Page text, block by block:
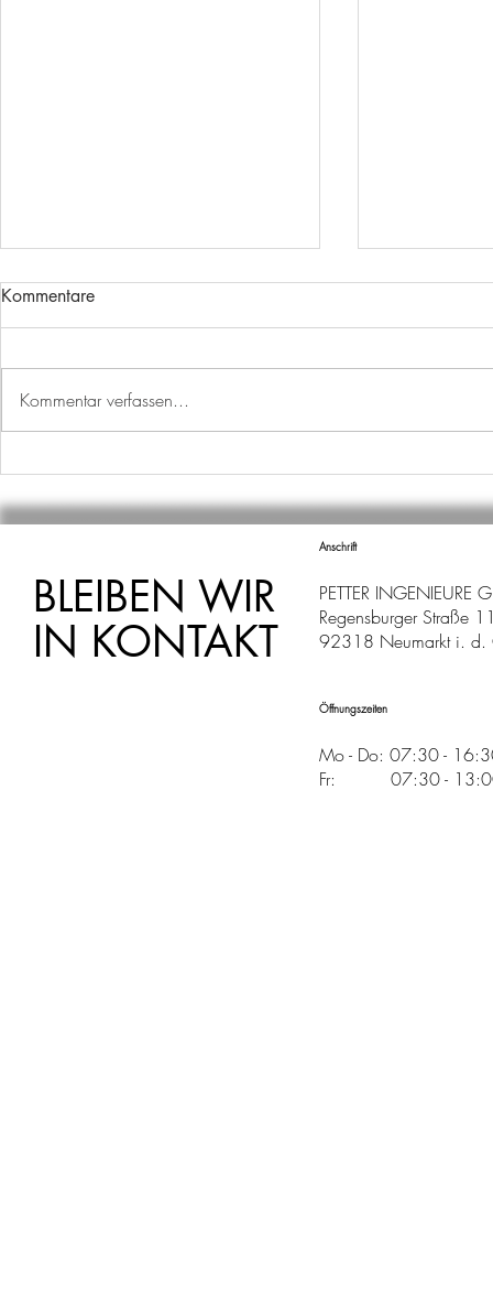
WECHSEL
Kommentare
Kommentar verfassen...
BLEIBEN WIR
IN KONTAKT
Anschrift
PETTER INGENIEURE
Regensburger Straße
92318 Neumarkt i. d.
Öffnungszeiten
Mo - Do: 07:30 -
Fr: 07:30 -